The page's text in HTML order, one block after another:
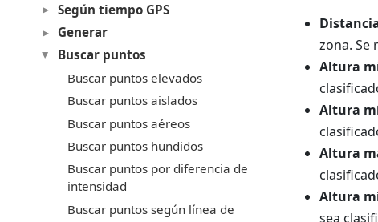
Según tiempo GPS
Generar
Buscar puntos
Buscar puntos elevados
Buscar puntos aislados
Buscar puntos aéreos
Buscar puntos hundidos
Buscar puntos por diferencia de
intensidad
Buscar puntos según línea de
zona. Se
Altura
Altura
Altura
Altura
sea